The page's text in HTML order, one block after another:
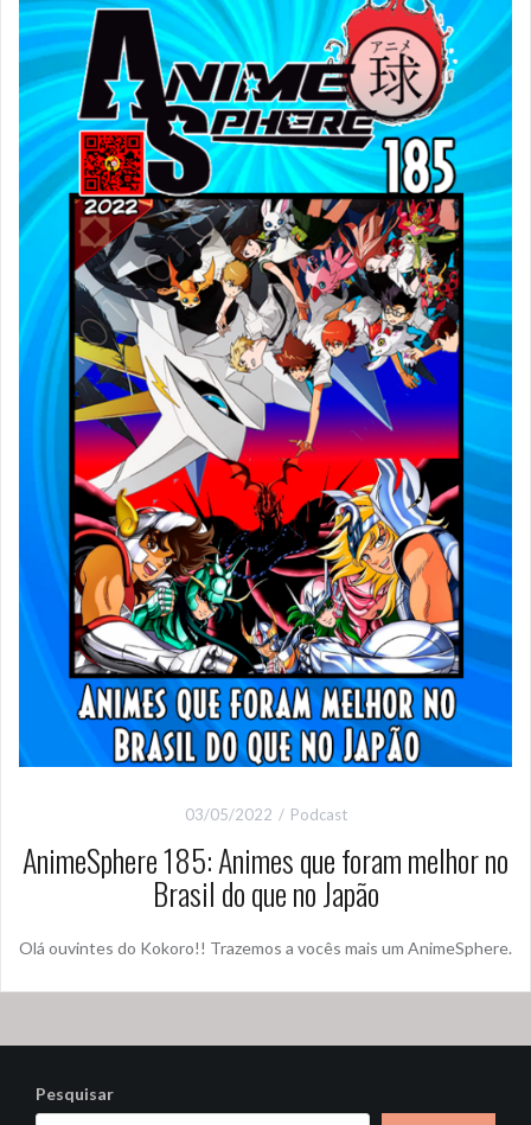
03/05/2022 Podcast
AnimeSphere 185: Animes que foram melhor no
Brasil do que no Japão
Olá ouvintes do Kokoro!! Trazemos a vocês mais um AnimeSphere.
Pesquisar